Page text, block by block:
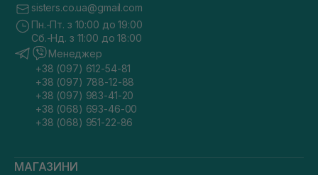
sisters.co.ua@gmail.com
Пн.-Пт. з 10:00 до 19:00
Сб.-Нд. з 11:00 до 18:00
Менеджер
+38 (097) 612-54-81
+38 (097) 788-12-88
+38 (097) 983-41-20
+38 (068) 693-46-00
+38 (068) 951-22-86
МАГАЗИНИ